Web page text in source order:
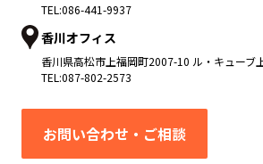
TEL:086-441-9937
香川オフィス
香川県高松市 上福岡町2007-10 ル・キューブ
TEL:087-802-2573
お問い合わせ・ご相談